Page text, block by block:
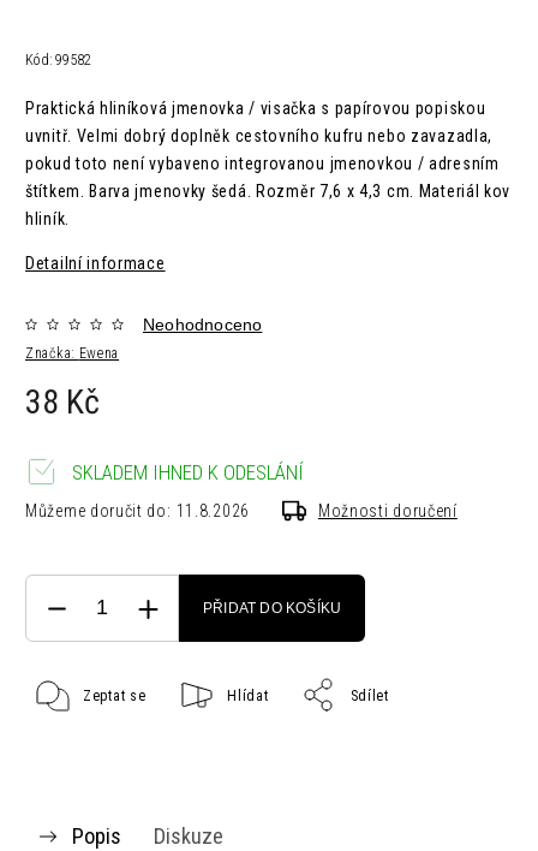
Kód: 99582
Praktická hliníková jmenovka / visačka s papírovou popiskou
uvnitř. Velmi dobrý doplněk cestovního kufru nebo zavazadla,
pokud toto není vybaveno integrovanou jmenovkou / adresním
štítkem. Barva jmenovky šedá.
Rozměr 7,6 x 4,3 cm.
Materiál kov
hliník.
Detailní informace
Značka: Ewena
Neohodnoceno
38 Kč
SKLADEM IHNED K ODESLÁNÍ
Můžeme doručit do: 11.8.2026 Možnosti doručení
PŘIDAT DO KOŠÍKU
Zeptat se Hlídat Sdílet
Popis Diskuze